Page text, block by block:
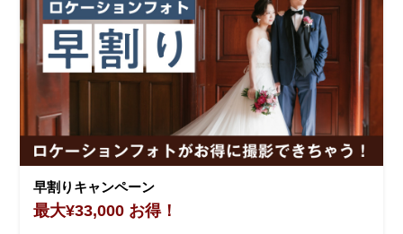
早割りキャンペーン
最大¥33,000 お得！